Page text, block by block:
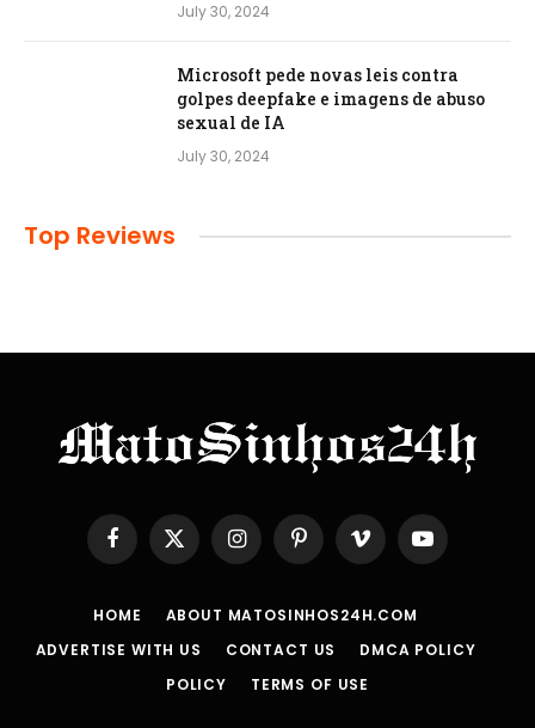
July 30, 2024
Microsoft pede novas leis contra
golpes deepfake e imagens de abuso
sexual de IA
July 30, 2024
Top Reviews
Facebook
X
(Twitter)
InstagramPinterestVimeo YouTube
HOME
ABOUT MATOSINHOS24H.COM
ADVERTISE WITH US
CONTACT US
DMCA POLICY
POLICY
TERMS OF USE